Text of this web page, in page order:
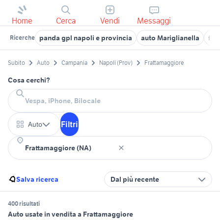
Home Cerca Vendi Messaggi
Ricerche panda gpl napoli e provincia auto Mariglianella fiat
Subito Auto Campania Napoli (Prov) Frattamaggiore
Cosa cerchi?
Auto Filtri
Salva ricerca Dal più recente
400 risultati
Auto usate in vendita a Frattamaggiore